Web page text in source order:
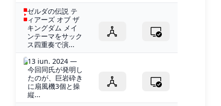
ゼルダの伝説 テ
ィアーズ オブ ザ
キングダム メイ
ンテーマをサック
ス四重奏で演...
13 iun. 2024 —
今回同氏が発明し
たのが、巨岩砕き
に扇風機3個と操
縦...